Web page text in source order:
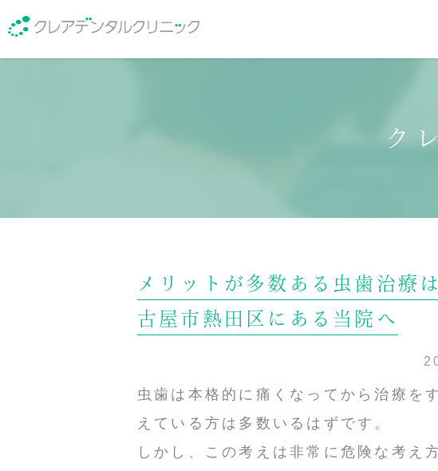
求
ク
メリットが多数ある虫歯治療
古屋市熱田区にある当院へ
虫歯は本格的に痛くなってから治療を
えている方は多数いるはずです。
しかし、この考えは非常に危険な考え